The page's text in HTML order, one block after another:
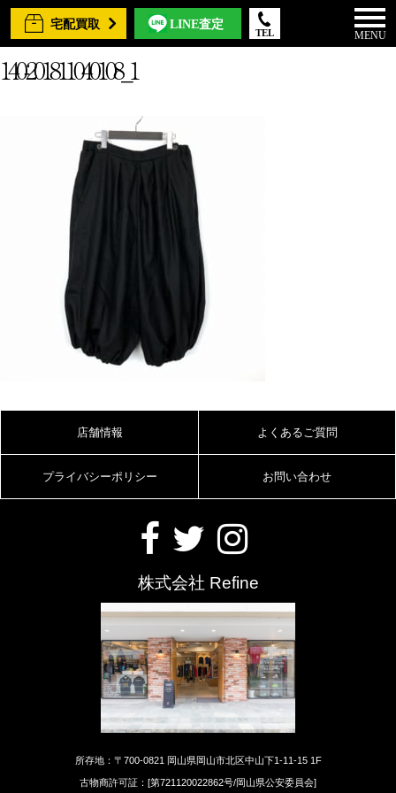
宅配買取 LINE査定
TEL MENU
140-201811040108_1
店舗情報 よくあるご質問
プライバシーポリシー お問い合わせ
株式会社 Refine
所存地：〒700-0821 岡山県岡山市北区中山下1-11-15 1F
古物商許可証：[第721120022862号/岡山県公安委員会]